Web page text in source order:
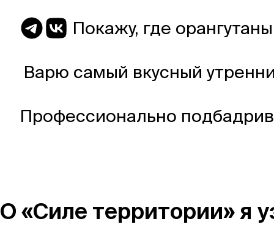
Команда
Дневник
Контакты
Покажу, где
Варю самый вкусный
Профессионально
О «Силе территории» я